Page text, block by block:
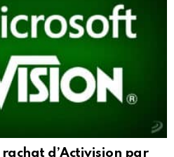
rachat d’Activision par